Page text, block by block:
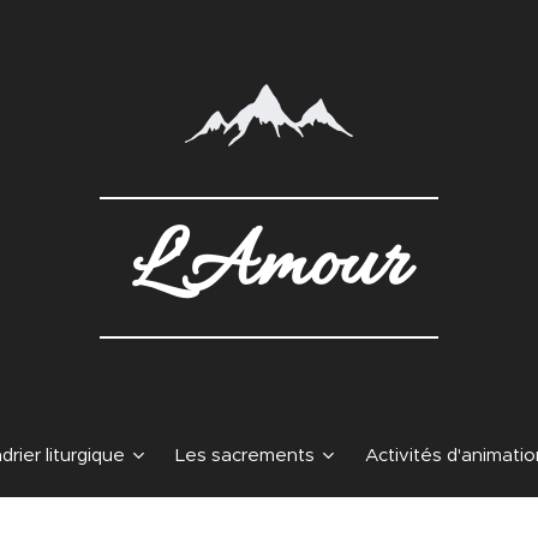
L'Amour
liturgique Les sacrements Activités